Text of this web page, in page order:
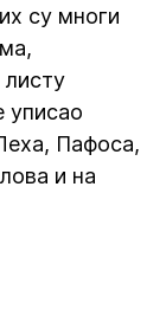
су многи
листу
уписао
Пафоса,
и на